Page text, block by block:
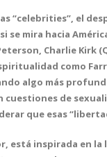
“celebrities”, el
se mira hacia
Charlie Kirk
como
algo más
cuestiones de
que esas
está inspirada en